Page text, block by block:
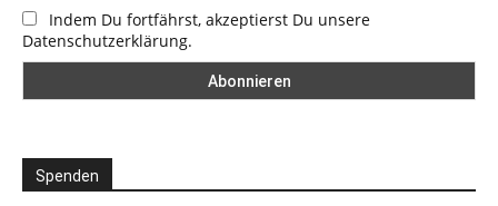
Indem Du fortfährst, akzeptierst Du unsere
Datenschutzerklärung.
Spenden